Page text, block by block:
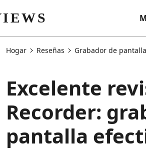
Hogar Reseñas Grabador de
Excelente
Recorder:
pantalla